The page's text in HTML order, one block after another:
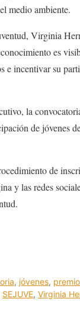
medio ambiente.
Virginia
es
e incentivar su
la
de jóvenes
de
y las redes
, jóvenes,
SEJUVE, Virginia